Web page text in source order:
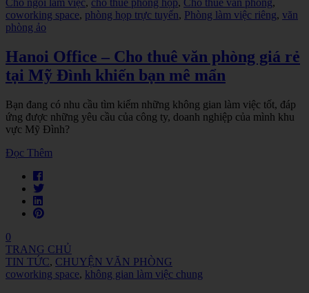
coworking space, phòng họp trực tuyến, Phòng làm việc riêng, văn
phòng ảo
Hanoi Office – Cho thuê văn phòng giá rẻ
tại Mỹ Đình khiến bạn mê mẩn
Bạn đang có nhu cầu tìm kiếm những không gian làm việc tốt, đáp
ứng được những yêu cầu của công ty, doanh nghiệp của mình khu
vực Mỹ Đình?
Đọc Thêm
0
TRANG CHỦ
TIN TỨC, CHUYỆN VĂN PHÒNG
coworking space, không gian làm việc chung